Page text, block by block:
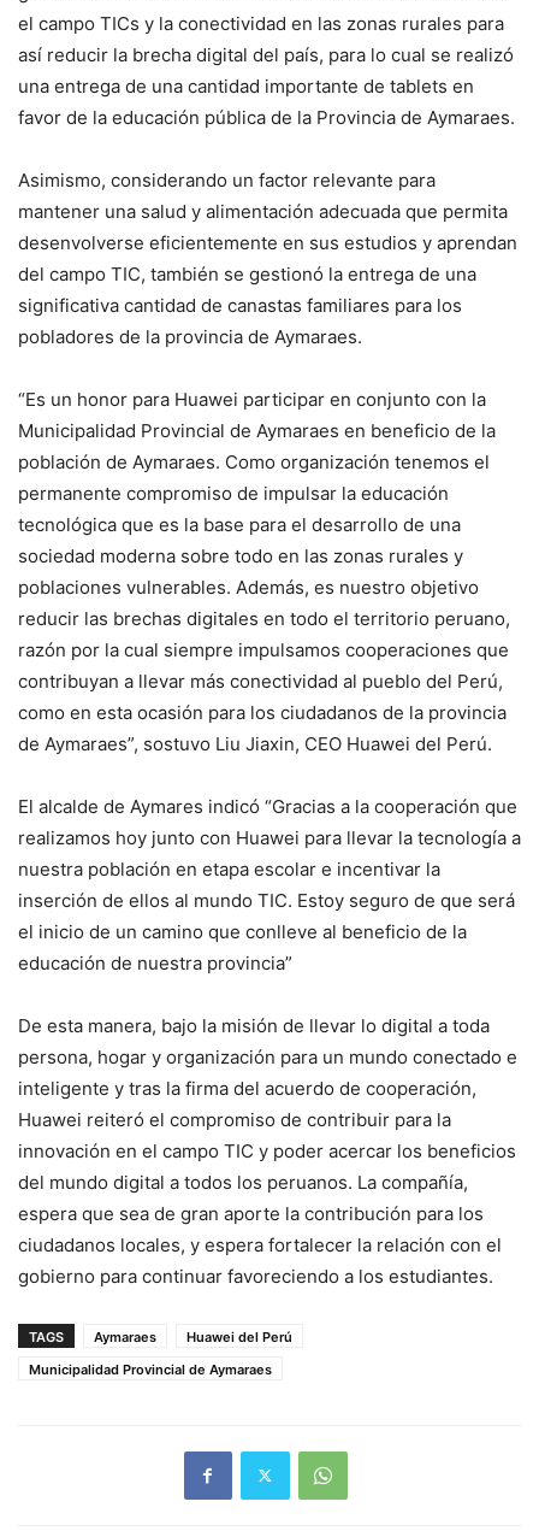
el campo TICs y la conectividad en las zonas rurales para
así reducir la brecha digital del país, para lo cual se realizó
una entrega de una cantidad importante de tablets en
favor de la educación pública de la Provincia de Aymaraes.
Asimismo, considerando un factor relevante para
mantener una salud y alimentación adecuada que permita
desenvolverse eficientemente en sus estudios y aprendan
del campo TIC, también se gestionó la entrega de una
significativa cantidad de canastas familiares para los
pobladores de la provincia de Aymaraes.
“Es un honor para Huawei participar en conjunto con la
Municipalidad Provincial de Aymaraes en beneficio de la
población de Aymaraes. Como organización tenemos el
permanente compromiso de impulsar la educación
tecnológica que es la base para el desarrollo de una
sociedad moderna sobre todo en las zonas rurales y
poblaciones vulnerables. Además, es nuestro objetivo
reducir las brechas digitales en todo el territorio peruano,
razón por la cual siempre impulsamos cooperaciones que
contribuyan a llevar más conectividad al pueblo del Perú,
como en esta ocasión para los ciudadanos de la provincia
de Aymaraes”, sostuvo Liu Jiaxin, CEO Huawei del Perú.
El alcalde de Aymares indicó “Gracias a la cooperación que
realizamos hoy junto con Huawei para llevar la tecnología a
nuestra población en etapa escolar e incentivar la
inserción de ellos al mundo TIC. Estoy seguro de que será
el inicio de un camino que conlleve al beneficio de la
educación de nuestra provincia”
De esta manera, bajo la misión de llevar lo digital a toda
persona, hogar y organización para un mundo conectado e
inteligente y tras la firma del acuerdo de cooperación,
Huawei reiteró el compromiso de contribuir para la
innovación en el campo TIC y poder acercar los beneficios
del mundo digital a todos los peruanos. La compañía,
espera que sea de gran aporte la contribución para los
ciudadanos locales, y espera fortalecer la relación con el
gobierno para continuar favoreciendo a los estudiantes.
TAGS Aymaraes
Huawei del Perú
Municipalidad Provincial de Aymaraes